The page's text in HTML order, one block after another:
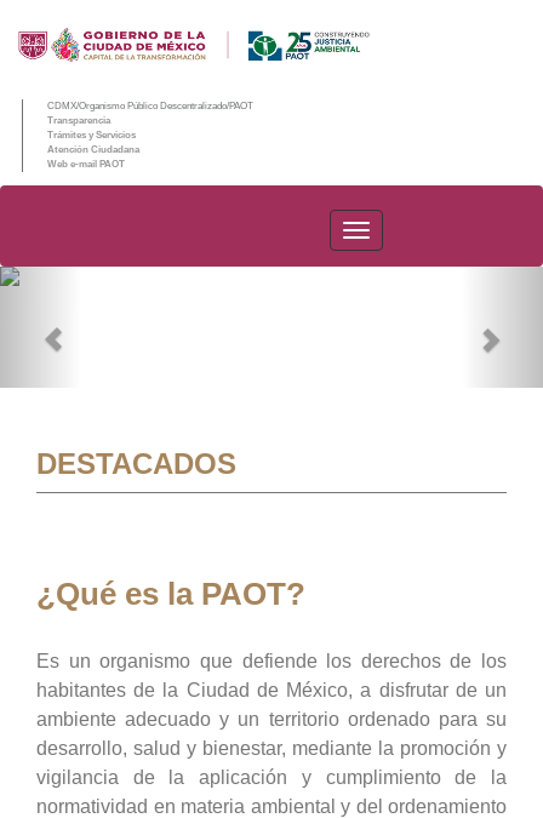
CDMX/Organismo Público Descentralizado/PAOT
Transparencia
Trámites y Servicios
Atención Ciudadana
Web e-mail PAOT
PAOT
DESTACADOS
¿Qué es la PAOT?
Es un organismo que defiende los derechos de los
habitantes de la Ciudad de México, a disfrutar de un
ambiente adecuado y un territorio ordenado para su
desarrollo, salud y bienestar, mediante la promoción y
vigilancia de la aplicación y cumplimiento de la
normatividad en materia ambiental y del ordenamiento